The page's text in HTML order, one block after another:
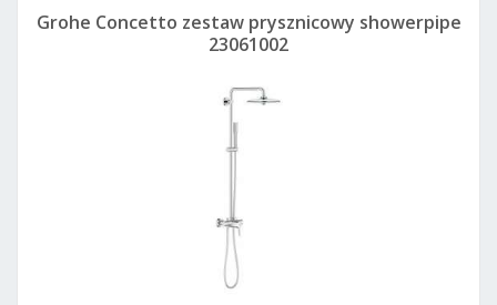
Grohe Concetto zestaw prysznicowy showerpipe
23061002